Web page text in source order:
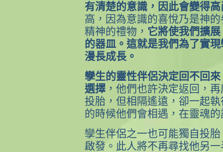
有清楚的意識，因此會變得高
高，因為意識的喜悅乃是神
精神的禮物， 它將使我們擴
的器皿。這就是我們為了實
漫長成長。
孿生的靈性伴侶決定回不回
選擇 ，他們也許決定返回，
投胎，但相隔遙遠，卻一起
的時候他們會相遇，在靈魂
孿生伴侶之一也可能獨自投
啟發。此人將不再尋找他另